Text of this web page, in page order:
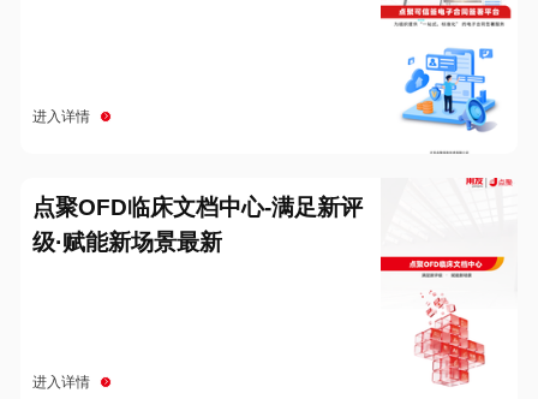
进入详情
点聚OFD临床文档中心-满足新评
级·赋能新场景最新
进入详情